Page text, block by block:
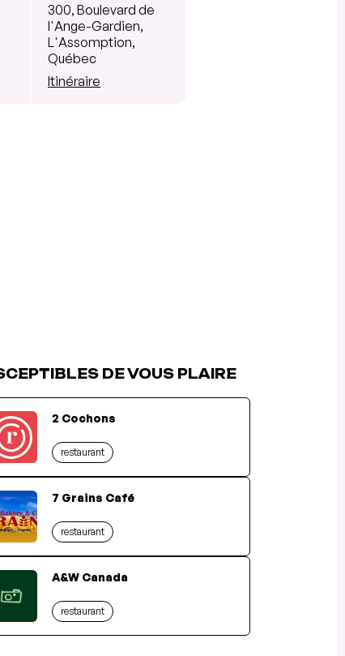
300, Boulevard de
l'Ange-Gardien,
L'Assomption,
Québec
Itinéraire
DE VOUS PLAIRE
2 Cochons
restaurant
7 Grains Café
restaurant
A&W Canada
restaurant